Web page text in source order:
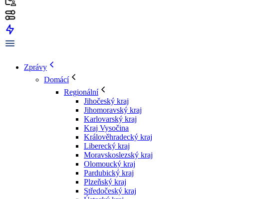
Zprávy
Domácí
Regionální
Jihočeský kraj
Jihomoravský kraj
Karlovarský kraj
Kraj Vysočina
Králověhradecký kraj
Liberecký kraj
Moravskoslezský kraj
Olomoucký kraj
Pardubický kraj
Plzeňský kraj
Středočeský kraj